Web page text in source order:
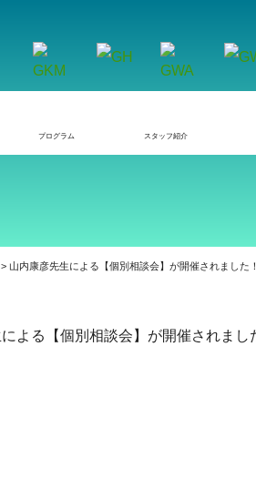
プログラム スタッフ紹介
> 山内康彦先生による【個別相談会】が開催されました！